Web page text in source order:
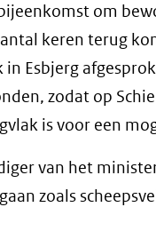
om
keren terug
Esbjerg
zodat op
is voor een
van het
zoals